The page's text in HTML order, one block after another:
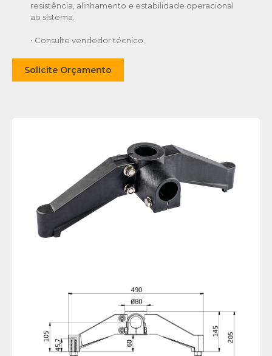
resistência, alinhamento e estabilidade operacional
ao sistema.
• Consulte vendedor técnico.
Solicite Orçamento